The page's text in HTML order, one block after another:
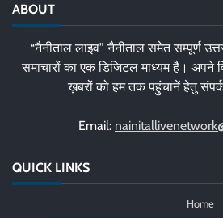
ABOUT
“नैनीताल लाइव” नैनीताल समेत सम्पूर्ण
समाचारों का एक डिजिटल माध्यम है। अपने
ख़बरों को हम तक पहुंचानें हेतु
Email:
QUICK LINKS
Home